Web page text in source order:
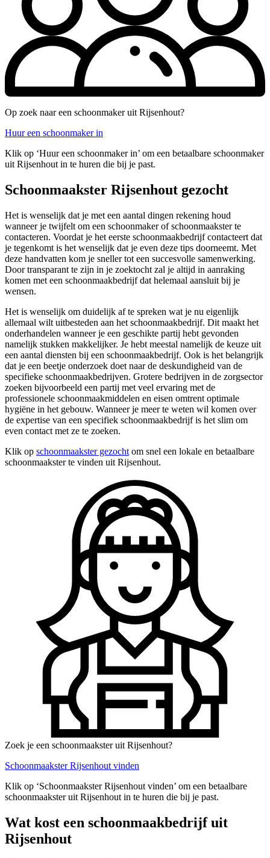
Op zoek naar een schoonmaker uit Rijsenhout?
Huur een schoonmaker in
Klik op ‘Huur een schoonmaker in’ om een betaalbare schoonmaker
uit Rijsenhout in te huren die bij je past.
Schoonmaakster Rijsenhout gezocht
Het is wenselijk dat je met een aantal dingen rekening houd
wanneer je twijfelt om een schoonmaker of schoonmaakster te
contacteren. Voordat je het eerste schoonmaakbedrijf contacteert dat
je tegenkomt is het wenselijk dat je even deze tips doorneemt. Met
deze handvatten kom je sneller tot een succesvolle samenwerking.
Door transparant te zijn in je zoektocht zal je altijd in aanraking
komen met een schoonmaakbedrijf dat helemaal aansluit bij je
wensen.
Het is wenselijk om duidelijk af te spreken wat je nu eigenlijk
allemaal wilt uitbesteden aan het schoonmaakbedrijf. Dit maakt het
onderhandelen wanneer je een geschikte partij hebt gevonden
namelijk stukken makkelijker. Je hebt meestal namelijk de keuze uit
een aantal diensten bij een schoonmaakbedrijf. Ook is het belangrijk
dat je een beetje onderzoek doet naar de deskundigheid van de
specifieke schoonmaakbedrijven. Grotere bedrijven in de zorgsector
zoeken bijvoorbeeld een partij met veel ervaring met de
professionele schoonmaakmiddelen en eisen omtrent optimale
hygiëne in het gebouw. Wanneer je meer te weten wil komen over
de expertise van een specifiek schoonmaakbedrijf is het slim om
even contact met ze te zoeken.
Klik op schoonmaakster gezocht om snel een lokale en betaalbare
schoonmaakster te vinden uit Rijsenhout.
Zoek je een schoonmaakster uit Rijsenhout?
Schoonmaakster Rijsenhout vinden
Klik op ‘Schoonmaakster Rijsenhout vinden’ om een betaalbare
schoonmaakster uit Rijsenhout in te huren die bij je past.
Wat kost een schoonmaakbedrijf uit
Rijsenhout